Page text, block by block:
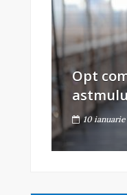
Opt
10 ianuarie